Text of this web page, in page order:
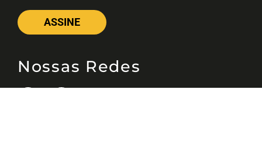
ASSINE
Nossas Redes